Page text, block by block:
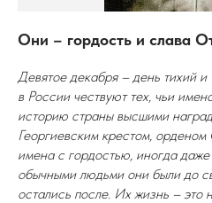
Они – гордость и слава
Девятое декабря – день тихий и
в России чествуют тех, чьи
историю страны высшими
Георгиевским крестом,
имена с гордостью, иногда
обычными людьми они были до
остались после. Их жизнь – это